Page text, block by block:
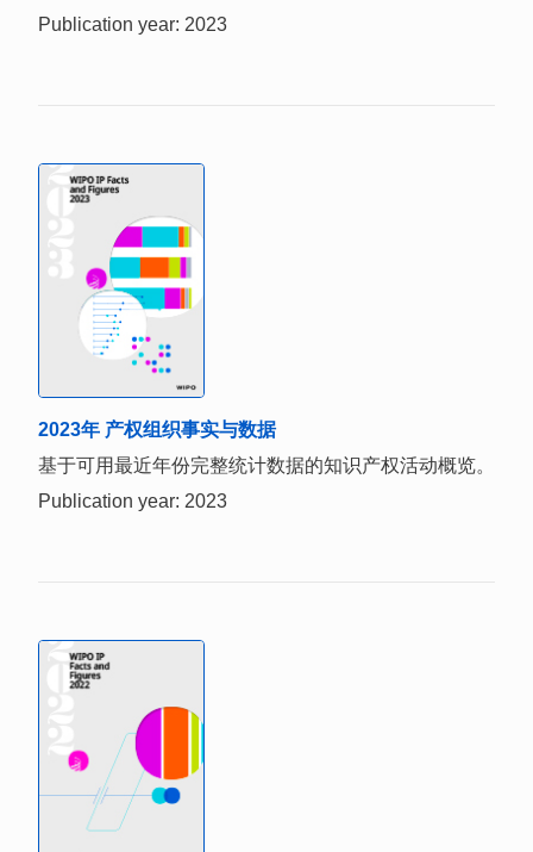
Publication year: 2023
2023年 产权组织事实与数据
基于可用最近年份完整统计数据的知识产权活动概览。
Publication year: 2023